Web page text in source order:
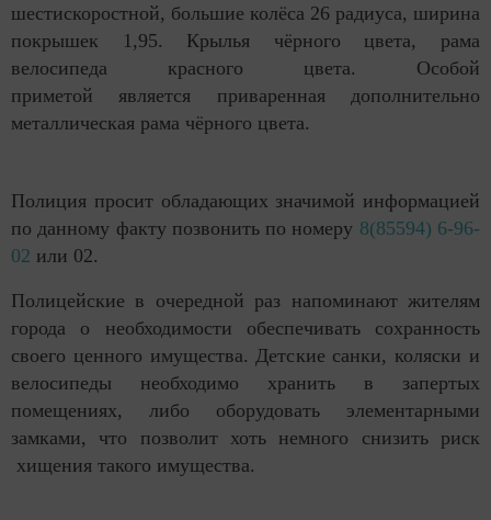
шестискоростной, большие колёса 26 радиуса, ширина
покрышек 1,95. Крылья чёрного цвета, рама
велосипеда красного цвета. Особой
приметой является приваренная дополнительно
металлическая рама чёрного цвета.
Полиция просит обладающих значимой информацией
по данному факту позвонить по номеру 8(85594) 6-96-
02 или 02.
Полицейские в очередной раз напоминают жителям
города о необходимости обеспечивать сохранность
своего ценного имущества. Детские санки, коляски и
велосипеды необходимо хранить в запертых
помещениях, либо оборудовать элементарными
замками, что позволит хоть немного снизить риск
хищения такого имущества.